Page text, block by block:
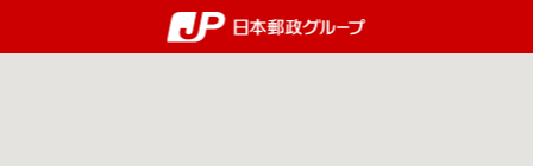
郵便局・日本郵政グループ